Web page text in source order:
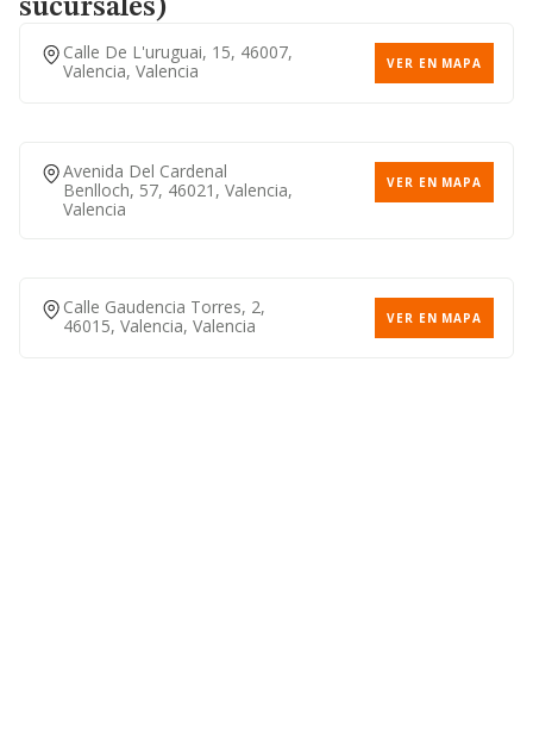
sucursales)
Calle De L'uruguai, 15, 46007,
Valencia, Valencia
VER EN MAPA
Avenida Del Cardenal
Benlloch, 57, 46021, Valencia,
Valencia
VER EN MAPA
Calle Gaudencia Torres, 2,
46015, Valencia, Valencia
VER EN MAPA